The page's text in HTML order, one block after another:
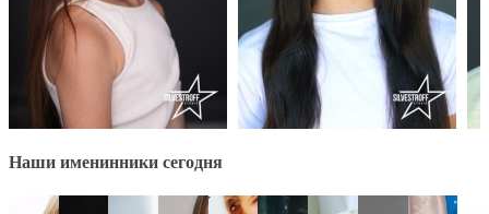
Наши именинники сегодня